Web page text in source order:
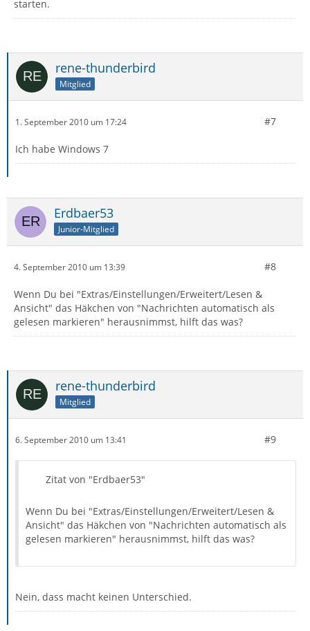
starten.
rene-thunderbird
Mitglied
1. September 2010 um 17:24 #7
Ich habe Windows 7
Erdbaer53
Junior-Mitglied
4. September 2010 um 13:39 #8
Wenn Du bei "Extras/Einstellungen/Erweitert/Lesen &
Ansicht" das Häkchen von "Nachrichten automatisch als
gelesen markieren" herausnimmst, hilft das was?
rene-thunderbird
Mitglied
6. September 2010 um 13:41 #9
Zitat von "Erdbaer53"
Wenn Du bei "Extras/Einstellungen/Erweitert/Lesen &
Ansicht" das Häkchen von "Nachrichten automatisch als
gelesen markieren" herausnimmst, hilft das was?
Nein, dass macht keinen Unterschied.